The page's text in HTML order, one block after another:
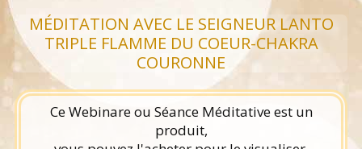
MÉDITATION AVEC LE SEIGNEUR LANTO
TRIPLE FLAMME DU COEUR-CHAKRA
COURONNE
Ce Webinare ou Séance Méditative est un
produit,